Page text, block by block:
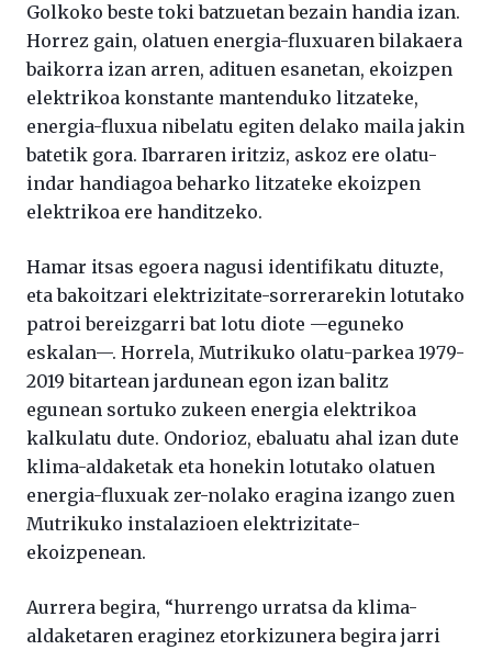
Golkoko beste toki batzuetan bezain handia izan.
Horrez gain, olatuen energia-fluxuaren bilakaera
baikorra izan arren, adituen esanetan, ekoizpen
elektrikoa konstante mantenduko litzateke,
energia-fluxua nibelatu egiten delako maila jakin
batetik gora. Ibarraren iritziz, askoz ere olatu-
indar handiagoa beharko litzateke ekoizpen
elektrikoa ere handitzeko.
Hamar itsas egoera nagusi identifikatu dituzte,
eta bakoitzari elektrizitate-sorrerarekin lotutako
patroi bereizgarri bat lotu diote —eguneko
eskalan—. Horrela, Mutrikuko olatu-parkea 1979-
2019 bitartean jardunean egon izan balitz
egunean sortuko zukeen energia elektrikoa
kalkulatu dute. Ondorioz, ebaluatu ahal izan dute
klima-aldaketak eta honekin lotutako olatuen
energia-fluxuak zer-nolako eragina izango zuen
Mutrikuko instalazioen elektrizitate-
ekoizpenean.
Aurrera begira, “hurrengo urratsa da klima-
aldaketaren eraginez etorkizunera begira jarri